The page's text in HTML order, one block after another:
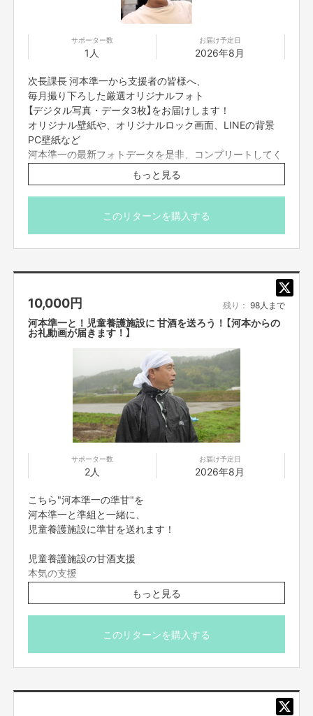
施設への支援にご参加希望の方は、
ご応募下さい！
準組の準甘発送と共に子供達へ
是非、ご参加下さい！！
500mlの準甘を1ケース 6本
もしくは、
900mlの準甘を 5本
または、在庫に応じて対応可能なサイズの準甘を 準組と一緒に 送れます！
(在庫状況に応じて適切な価格のものを送らせていただきます！)
子供達に、河本と準甘を送ろう！
■児童養護施設への準米プロジェクトについて■
また、
生産者さんと児童養護施設支援！河本準一と準米を送ろう！
準米の児童養護施設への寄贈...。
あたたかいご支援の気持ちや
感動する程、凄い反響がありました！
お米でみんなを笑顔にしたい
「児童養護施設にお米を配るプロジェクト」
準米たくさん食べて、笑顔に。
人を笑わせる、笑いある現場のお米を思い出して。
子供達も、若けぇのも、
食育含め、デッカく、笑いある人生になって貰えたら、嬉しいです。
吉本のクラウドファンディングの中では
こういうジャンルは珍しいものかも知れません。
けど、リターンはお笑い芸人らしく
みんなが楽しめる芸人らしい作品を
お届け出来たらと思います！
資金の使い方
■準甘、準米について■
■購入いただいた動画の著作権はタレント本人又は当社に
帰属します。購入により、購入者に動画の著作権等の権利
が譲渡されるものではございません。
■“あなた“だけへのメッセージ動画
サポーター数
1人
お届け予定日
2026年8月
次長課長 河本準一から支援者の皆様へ、
毎月撮り下ろした厳選オリジナルフォト
【デジタル写真・データ3枚】をお届けします！
オリジナル壁紙や、オリジナルロック画面、LINEの背景
PC壁紙など
河本準一の最新フォトデータを是非、コンプリートしてく
ださい！
※支援者さまとのやり取りは、クラウドファンディングの
メッセージ機能で行わせて頂きます。
■お送りしたデジタル写真の、転売、他者(使用目的以外
は禁止です。
■購入する権利の転売や譲渡は禁止とさせていただきま
す。
限で利用することができます。
※営利目的、宣伝広告などの販売促進目的での利用や、譲
渡、賃貸又は頒布、インターネット等を通じた不特定多数
の第三者へ配布・二次印刷・販売等、上記以外の利用は認
められません。
■二次利用の目的や、有料イベントやPR目的での配信イベ
ント・番組などへの使用は基本NGとします。
■購入いただいた写真の著作権はタレント本人又は当社に
帰属します。購入により、購入者にデジタルフォトデータ
■毎月楽しめる“あなた“に送るデジタルデータ
もっと見る
このリターンを購入する
10,000円 残り： 98人まで
河本準一と！児童養護施設に 甘酒を送ろう！【河本からの
お礼動画が届きます！】
サポーター数
2人
お届け予定日
2026年8月
こちら"河本準一の準甘"を
河本準一と準組と一緒に、
児童養護施設に準甘を送れます！
児童養護施設の甘酒支援
本気の支援
2023年6月30日より、
準組と次長課長 河本準一は、
児童養護施設へ、準甘も届け始めました！！
施設へ108本
もっと見る
このリターンを購入する